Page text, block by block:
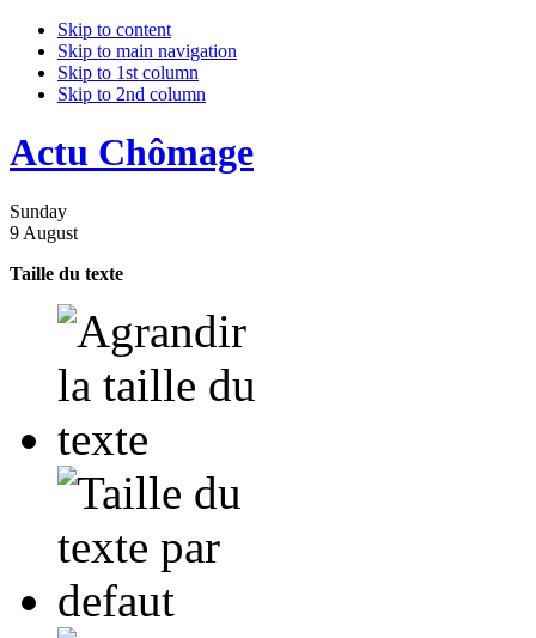
Skip to content
Skip to main navigation
Skip to 1st column
Skip to 2nd column
Actu Chômage
Sunday
9 August
Taille du texte